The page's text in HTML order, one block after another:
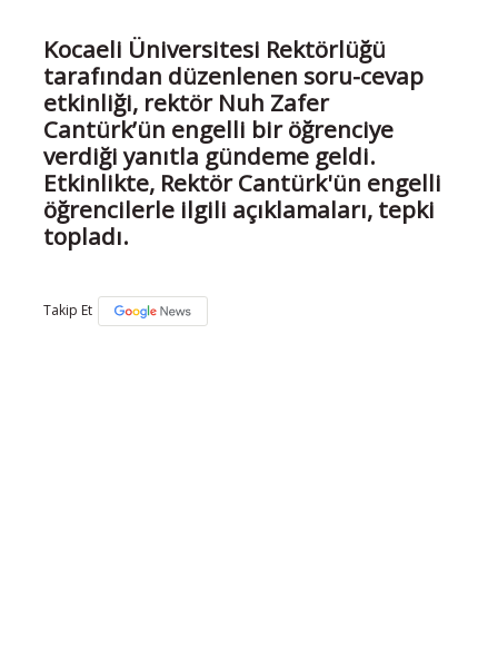
Kocaeli Üniversitesi Rektörlüğü
tarafından düzenlenen soru-cevap
etkinliği, rektör Nuh Zafer
Cantürk’ün engelli bir öğrenciye
verdiği yanıtla gündeme geldi.
Etkinlikte, Rektör Cantürk'ün engelli
öğrencilerle ilgili açıklamaları, tepki
topladı.
Takip Et